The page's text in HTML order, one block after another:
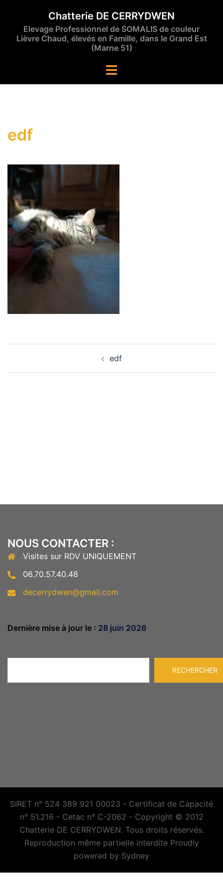
contenu
Chatterie DE CERRYDWEN
Elevage Professionnel de SOMALIS de couleur
Lièvre Chaud, élevés en Famille, dans le Grand Est
(Marne 51)
Ouvrir/fermer
edf
edf
NOUS CONTACTER :
Visites sur RDV UNIQUEMENT
06.70.57.40.48
decerrydwen@gmail.com
Dernière mise à jour le : 28 juin 2026
RECHERCHER
SIRET n° 524 389 921 00023 - Certificat de Capacité
n° 51.216 - Cetac n° C-2062 - Copyright © 2012
Chatterie DE CERRYDWEN. Tous droits réservés.
Reproduction même partielle interdite Proudly
powered by Sydney